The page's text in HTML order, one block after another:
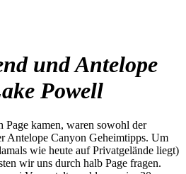
und Antelope
Powell
kamen, waren sowohl der
Antelope Canyon Geheimtipps. Um
wie heute auf Privatgelände liegt)
wir uns durch halb Page fragen.